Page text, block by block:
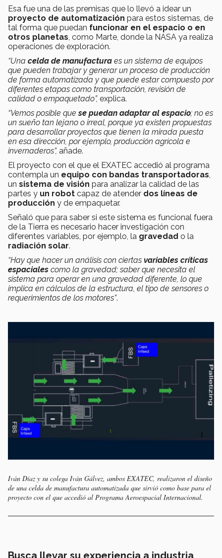
Esa fue una de las premisas que lo llevó a idear un
proyecto de automatización para estos sistemas, de
tal forma que puedan funcionar en el espacio o en
otros planetas, como Marte, donde la NASA ya realiza
operaciones de exploración.
“Una celda de manufactura es un sistema de equipos
que pueden trabajar y generar un proceso de producción
de forma automatizada y que puede estar compuesto por
diferentes etapas como transportación, revisión de
calidad o empaquetado”, explica.
“Vemos posible que se puedan adaptar al espacio; no es
un sueño tan lejano o irreal, porque ya existen propuestas
para desarrollar proyectos que tienen la mirada puesta
en esa dirección, por ejemplo, producción agrícola e
invernaderos”, añade.
El proyecto con el que el EXATEC accedió al programa
contempla un equipo con bandas transportadoras,
un sistema de visión para analizar la calidad de las
partes y un robot capaz de atender dos líneas de
producción y de empaquetar.
Señaló que para saber si este sistema es funcional fuera
de la Tierra es necesario hacer investigación con
diferentes variables, por ejemplo, la gravedad o la
radiación solar.
“Hay que hacer un análisis con ciertas variables críticas
espaciales como la gravedad; saber que necesita el
sistema para operar en una gravedad diferente, lo que
implica en cálculos de la estructura, el tipo de sensores o
requerimientos de los motores”.
Iván Díaz y su colega Iván Gálvez, ambos EXATEC, realizaron el diseño
de una celda de manufactura automatizada que sirvió como base para el
proyecto con el que accedió al Programa Aeroespacial Internacional.